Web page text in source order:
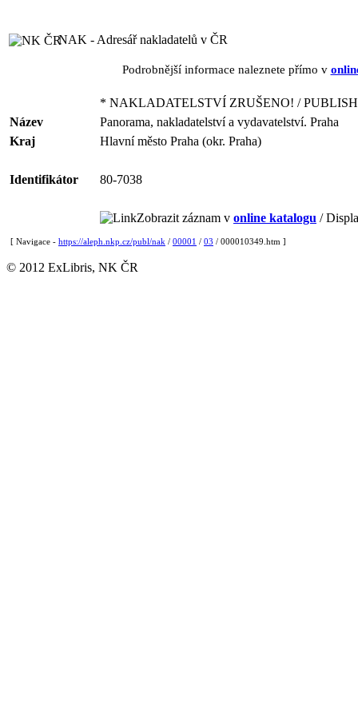
NAK - Adresář nakladatelů v ČR
Podrobnější informace naleznete přímo v
* NAKLADATELSTVÍ ZRUŠENO! /
Název
Panorama, nakladatelství a vydavatelství. Praha
Kraj
Hlavní město Praha (okr. Praha)
Identifikátor 80-7038
Zobrazit záznam v online katalogu /
[ Navigace - https://aleph.nkp.cz/publ/nak / 00001 / 03 / 000010349.htm ]
© 2012 ExLibris, NK ČR